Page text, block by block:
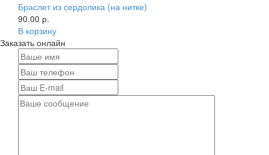
Браслет из сердолика (на нитке)
90.00 р.
В корзину
Заказать онлайн